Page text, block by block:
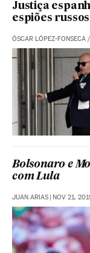
Justiça
espiões
ÓSCAR LÓPEZ-FONSECA /
Bolsonaro e
com Lula
JUAN ARIAS | NOV 21,